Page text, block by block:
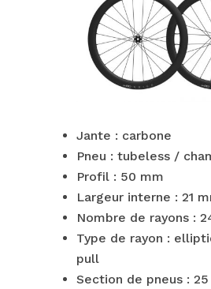
Jante : carbone
Pneu : tubeless /
Profil : 50 mm
Largeur interne : 21
Nombre de rayons :
Type de rayon :
pull
Section de pneus :